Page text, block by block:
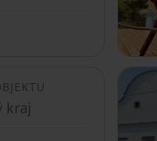
kraj